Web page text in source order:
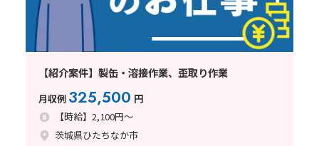
【紹介案件】製缶・溶接作業、歪取り作業
月収例 325,500 円
【時給】2,100円～
茨城県ひたちなか市